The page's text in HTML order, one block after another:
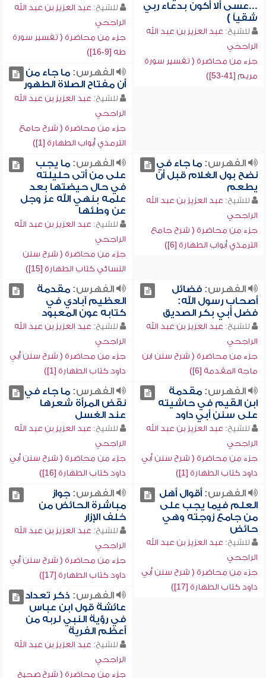
...عسى ألا أكون بدعاء ربي
شقياً )
للشيخ: عبد العزيز بن عبد الله
الراجحي
جزء من محاضرة ( تفسير سورة
مريم [41-53])
للشيخ: عبد العزيز بن عبد الله
الراجحي
جزء من محاضرة ( تفسير سورة
طه [9-16])
الفهرس:ما جاء من
أن مفتاح الصلاة الطهور
للشيخ: عبد العزيز بن عبد الله
الراجحي
جزء من محاضرة ( شرح جامع
الترمذي أبواب الطهارة [1])
الفهرس:ما جاء في
نضح بول الغلام قبل أن
يطعم
للشيخ: عبد العزيز بن عبد الله
الراجحي
جزء من محاضرة ( شرح جامع
الترمذي أبواب الطهارة [6])
الفهرس:ما يجب
على من أتى حليلته
في حال حيضتها بعد
علمه بنهي الله عز وجل
عن وطئها
للشيخ: عبد العزيز بن عبد الله
الراجحي
جزء من محاضرة ( شرح سنن
النسائي كتاب الطهارة [15])
الفهرس:فضائل
أصحاب رسول الله:
فضل أبي بكر الصديق
للشيخ: عبد العزيز بن عبد الله
الراجحي
جزء من محاضرة ( شرح سنن ابن
ماجه المقدمة [6])
الفهرس:مقدمة
العظيم آبادي في
كتابه عون المعبود
للشيخ: عبد العزيز بن عبد الله
الراجحي
جزء من محاضرة ( شرح سنن أبي
داود كتاب الطهارة [1])
الفهرس:مقدمة
ابن القيم في حاشيته
على سنن أبي داود
للشيخ: عبد العزيز بن عبد الله
الراجحي
جزء من محاضرة ( شرح سنن أبي
داود كتاب الطهارة [1])
الفهرس:ما جاء في
نقض المرأة شعرها
عند الغسل
للشيخ: عبد العزيز بن عبد الله
الراجحي
جزء من محاضرة ( شرح سنن أبي
داود كتاب الطهارة [16])
الفهرس:أقوال أهل
العلم فيما يجب على
من جامع زوجته وهي
حائض
للشيخ: عبد العزيز بن عبد الله
الراجحي
جزء من محاضرة ( شرح سنن أبي
داود كتاب الطهارة [17])
الفهرس:جواز
مباشرة الحائض من
خلف الإزار
للشيخ: عبد العزيز بن عبد الله
الراجحي
جزء من محاضرة ( شرح سنن أبي
داود كتاب الطهارة [17])
الفهرس: ذكر تعداد
عائشة قول ابن عباس
في رؤية النبي لربه من
أعظم الفرية
للشيخ: عبد العزيز بن عبد الله
الراجحي
جزء من محاضرة ( شرح صحيح